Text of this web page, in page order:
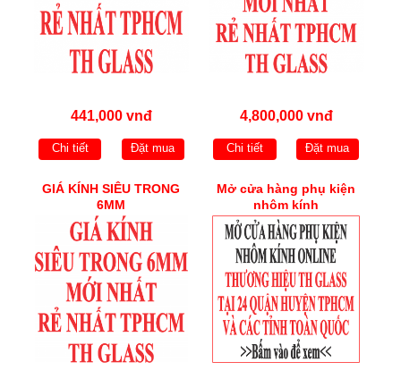
441,000 vnđ
Chi tiết Đặt mua
4,800,000 vnđ
Chi tiết Đặt mua
GIÁ KÍNH SIÊU TRONG
6MM
Mở cửa hàng phụ kiện
nhôm kính